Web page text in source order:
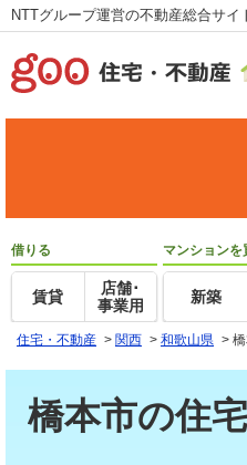
NTTグループ運営の不動産総合サイ
借りる
賃貸
店舗･
事業用
マンションを
新築
住宅・不動産 > 関西 > 和歌山県 >
橋本市の住